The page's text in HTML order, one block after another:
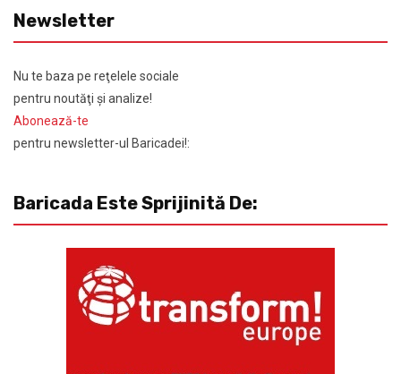
Newsletter
Nu te baza pe reţelele sociale
pentru noutăţi şi analize!
Abonează-te
pentru newsletter-ul Baricadei!:
Baricada Este Sprijinită De: